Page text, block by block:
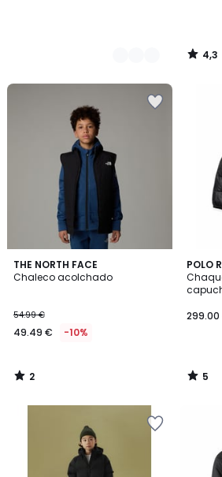
4,3
/
THE NORTH FACE
Chaleco acolchado
54.99 €
49.49 € -10%
2
/
2
/
POLO
5
/
5
5
/